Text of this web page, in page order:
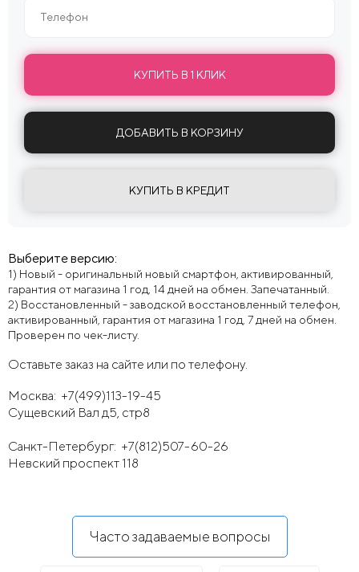
КУПИТЬ В 1 КЛИК
ДОБАВИТЬ В КОРЗИНУ
КУПИТЬ В КРЕДИТ
Выберите версию:
1) Новый - оригинальный новый смартфон, активированный,
гарантия от магазина 1 год, 14 дней на обмен. Запечатанный.
2) Восстановленный - заводской восстановленный телефон,
активированный, гарантия от магазина 1 год, 7 дней на обмен.
Проверен по чек-листу.
Оставьте заказ на сайте или по телефону.
Москва: +7(499)113-19-45
Сущевский Вал д5, стр8
Санкт-Петербург: +7(812)507-60-26
Невский проспект 118
Часто задаваемые вопросы